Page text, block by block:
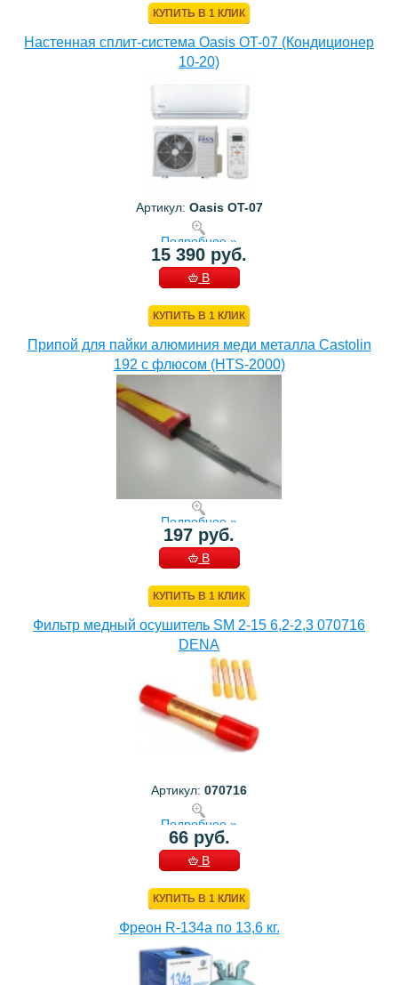
КУПИТЬ В 1 КЛИК
Настенная сплит-система Oasis OT-07 (Кондиционер
10-20)
Артикул: Oasis OT-07
Подробнее »
15 390 руб.
В
КУПИТЬ В 1 КЛИК
Припой для пайки алюминия меди металла Castolin
192 с флюсом (HTS-2000)
Подробнее »
197 руб.
В
КУПИТЬ В 1 КЛИК
Фильтр медный осушитель SM 2-15 6,2-2,3 070716
DENA
Артикул: 070716
Подробнее »
66 руб.
В
КУПИТЬ В 1 КЛИК
Фреон R-134a по 13,6 кг.